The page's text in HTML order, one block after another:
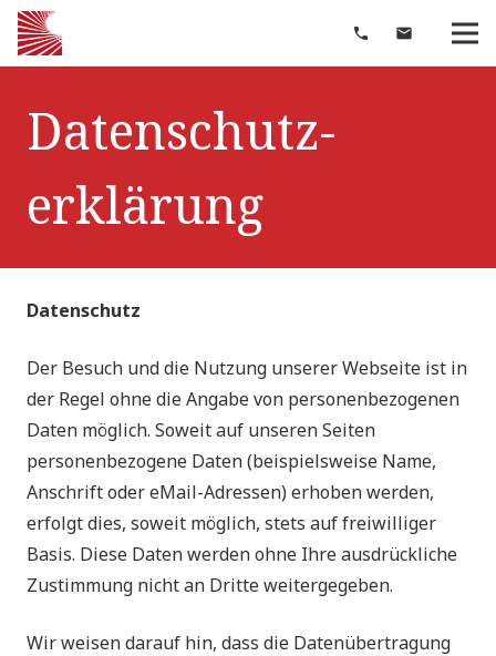
phone mail
Datenschutz­
erklärung
Datenschutz
Der Besuch und die Nutzung unserer Webseite ist in
der Regel ohne die Angabe von personenbezogenen
Daten möglich. Soweit auf unseren Seiten
personenbezogene Daten (beispielsweise Name,
Anschrift oder eMail-Adressen) erhoben werden,
erfolgt dies, soweit möglich, stets auf freiwilliger
Basis. Diese Daten werden ohne Ihre ausdrückliche
Zustimmung nicht an Dritte weitergegeben.
Wir weisen darauf hin, dass die Datenübertragung